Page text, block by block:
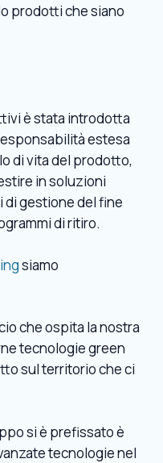
prodotti che siano
è stata introdotta
estesa
di vita del prodotto,
in soluzioni
di gestione del fine
di ritiro.
siamo
che ospita la nostra
tecnologie green
sul territorio che ci
si è prefissato è
tecnologie nel